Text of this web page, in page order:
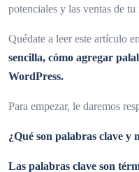
potenciales y las ventas de tu
Quédate a leer este artículo
sencilla, cómo agregar
WordPress.
Para empezar, le daremos
¿Qué son palabras clave y
Las palabras clave son